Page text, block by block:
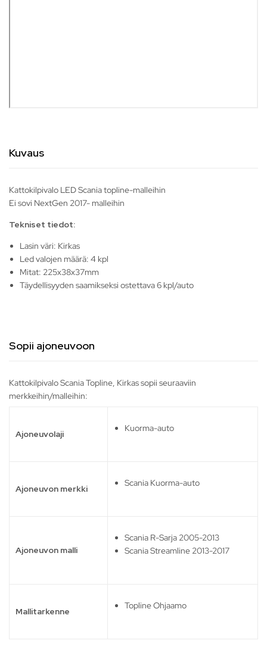
Kuvaus
Kattokilpivalo LED Scania topline-malleihin
Ei sovi NextGen 2017- malleihin
Tekniset tiedot:
Lasin väri: Kirkas
Led valojen määrä: 4 kpl
Mitat: 225x38x37mm
Täydellisyyden saamikseksi ostettava 6 kpl/auto
Sopii ajoneuvoon
Kattokilpivalo Scania Topline, Kirkas sopii seuraaviin
merkkeihin/malleihin:
Ajoneuvolaji
Kuorma-auto
Ajoneuvon merkki
Scania Kuorma-auto
Ajoneuvon malli
Scania R-Sarja 2005-2013
Scania Streamline 2013-2017
Mallitarkenne
Topline Ohjaamo